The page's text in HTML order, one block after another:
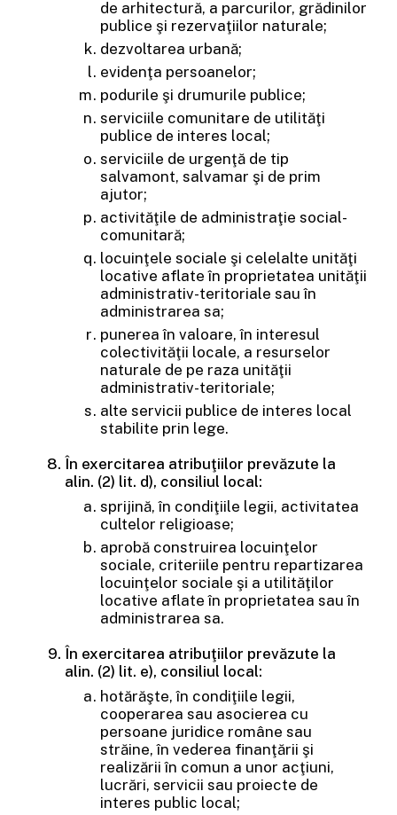
de arhitectură, a parcurilor, grădinilor
publice şi rezervaţiilor naturale;
dezvoltarea urbană;
evidenţa persoanelor;
podurile şi drumurile publice;
serviciile comunitare de utilităţi
publice de interes local;
serviciile de urgenţă de tip
salvamont, salvamar şi de prim
ajutor;
activităţile de administraţie social-
comunitară;
locuinţele sociale şi celelalte unităţi
locative aflate în proprietatea unităţii
administrativ-teritoriale sau în
administrarea sa;
punerea în valoare, în interesul
colectivităţii locale, a resurselor
naturale de pe raza unităţii
administrativ-teritoriale;
alte servicii publice de interes local
stabilite prin lege.
În exercitarea atribuţiilor prevăzute la
alin. (2) lit. d), consiliul local:
sprijină, în condiţiile legii, activitatea
cultelor religioase;
aprobă construirea locuinţelor
sociale, criteriile pentru repartizarea
locuinţelor sociale şi a utilităţilor
locative aflate în proprietatea sau în
administrarea sa.
În exercitarea atribuţiilor prevăzute la
alin. (2) lit. e), consiliul local:
hotărăşte, în condiţiile legii,
cooperarea sau asocierea cu
persoane juridice române sau
străine, în vederea finanţării şi
realizării în comun a unor acţiuni,
lucrări, servicii sau proiecte de
interes public local;